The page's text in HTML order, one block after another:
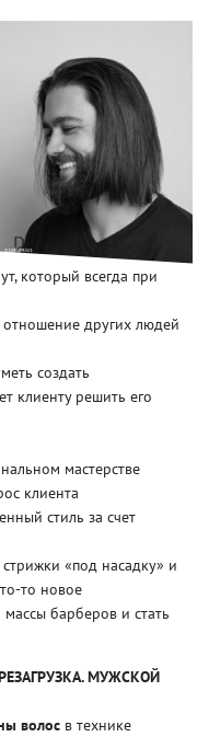
который всегда при
отношение других людей
создать
клиенту решить его
мастерстве
клиента
стиль за счет
«под насадку» и
то новое
барберов и стать
МУЖСКОЙ
волос в технике